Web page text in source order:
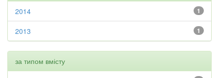
1
2014
1
2013
за типом вмісту